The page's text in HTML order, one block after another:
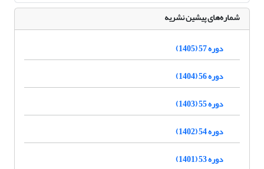
شماره‌های پیشین نشریه
دوره 57 (1405)
دوره 56 (1404)
دوره 55 (1403)
دوره 54 (1402)
دوره 53 (1401)